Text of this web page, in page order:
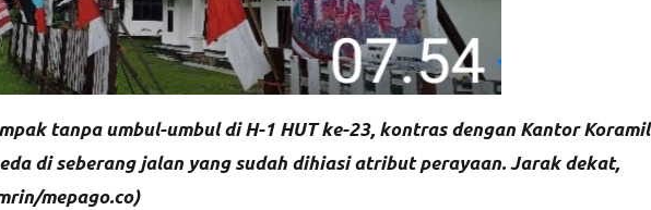
tanpa umbul-umbul di H-1 HUT ke-23, kontras dengan Kantor Koramil
di seberang jalan yang sudah dihiasi atribut perayaan. Jarak dekat,
mepago.co)